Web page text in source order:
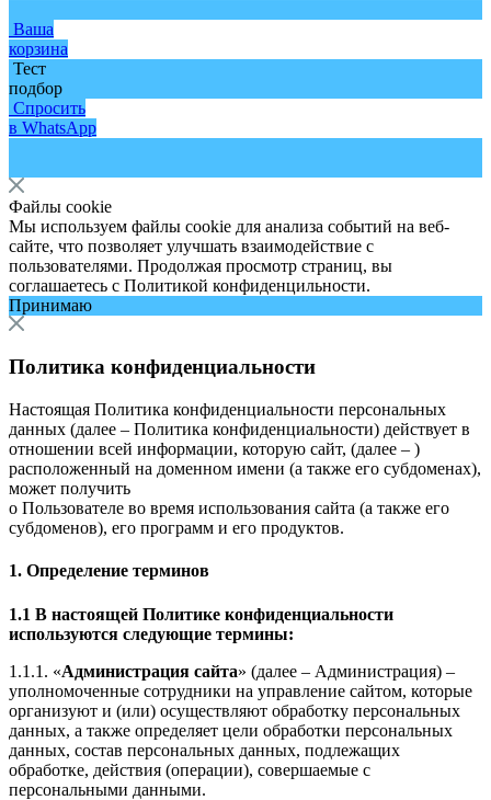
Ваша
корзина
Тест
подбор
Спросить
в WhatsApp
Файлы cookie
Мы используем файлы cookie для анализа событий на веб-
сайте, что позволяет улучшать взаимодействие с
пользователями. Продолжая просмотр страниц, вы
соглашаетесь с Политикой конфиденцильности.
Принимаю
Политика конфиденциальности
Настоящая Политика конфиденциальности персональных
данных (далее – Политика конфиденциальности) действует в
отношении всей информации, которую сайт, (далее – )
расположенный на доменном имени (а также его субдоменах),
может получить
о Пользователе во время использования сайта (а также его
субдоменов), его программ и его продуктов.
1. Определение терминов
1.1 В настоящей Политике конфиденциальности
используются следующие термины:
1.1.1. «Администрация сайта» (далее – Администрация) –
уполномоченные сотрудники на управление сайтом, которые
организуют и (или) осуществляют обработку персональных
данных, а также определяет цели обработки персональных
данных, состав персональных данных, подлежащих
обработке, действия (операции), совершаемые с
персональными данными.